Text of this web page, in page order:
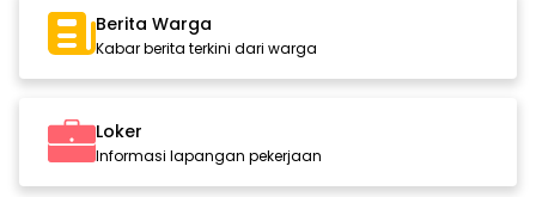
Berita Warga
Kabar berita terkini dari warga
Loker
Informasi lapangan pekerjaan